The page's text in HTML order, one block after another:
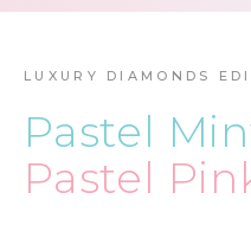
MaiBi
OBJEVTE NOVINKY
ZOBRAZIT KOLEKCI →
LUXURY DIAMONDS
Pastel
Pastel